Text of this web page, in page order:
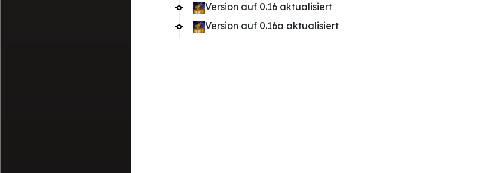
Version auf 0.16 aktualisiert
Version auf 0.16a aktualisiert